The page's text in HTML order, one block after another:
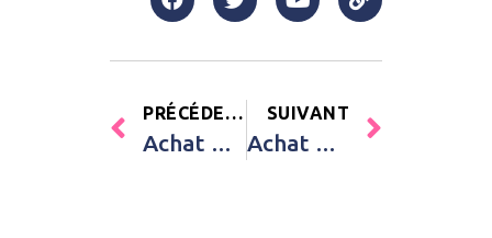
PRÉCÉDENT
Achat Nid d’ange passe sangle léger Mini Nest Cadum vieux rose Bemini Rose Fille
SUIVANT
Achat Attache sucette en bois Nude rose pâle Tata Lucette Rose Fille